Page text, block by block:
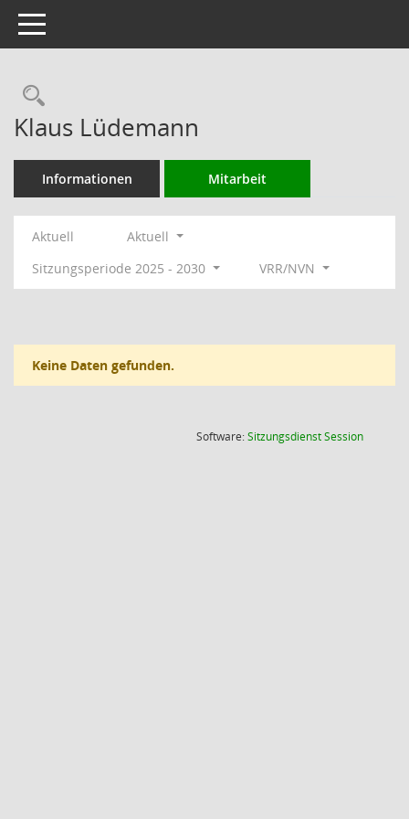
Toggle navigation
Rechercheauswahl
Klaus Lüdemann
Informationen Mitarbeit
Aktuell
Aktuell
Sitzungsperiode 2025 - 2030
VRR/NVN
Keine Daten gefunden.
Software:SitzungsdienstSession(Wird in